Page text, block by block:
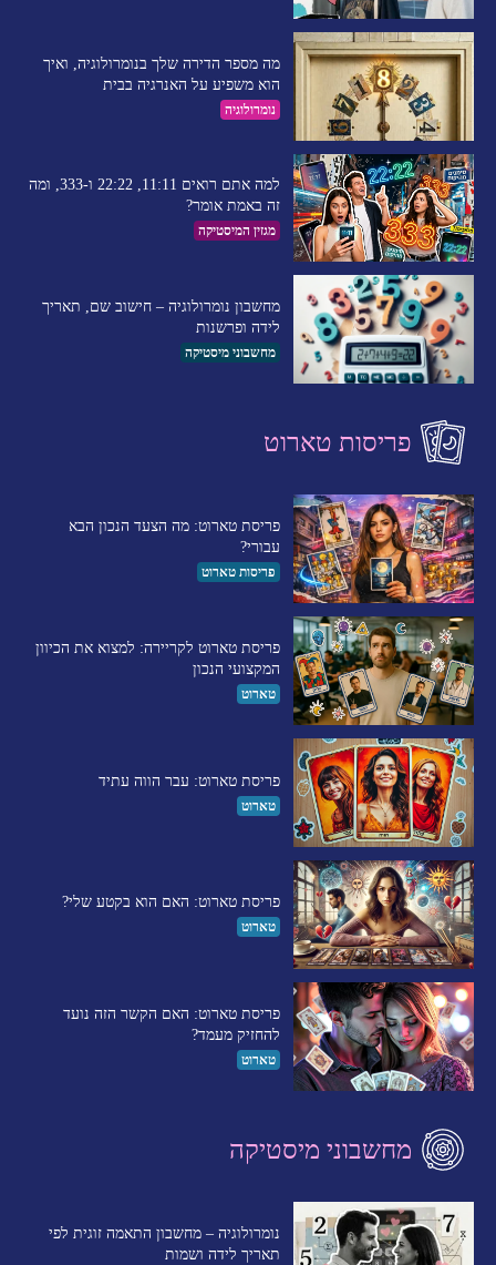
מה מספר הדירה שלך בנומרולוגיה, ואיך
הוא משפיע על האנרגיה בבית
נומרולוגיה
למה אתם רואים 11:11, 22:22 ו-333, ומה
זה באמת אומר?
מגזין המיסטיקה
מחשבון נומרולוגיה – חישוב שם, תאריך
לידה ופרשנות
מחשבוני מיסטיקה
פריסות טארוט
פריסת טארוט: מה הצעד הנכון הבא
עבורי?
פריסות טארוט
פריסת טארוט לקריירה: למצוא את הכיוון
המקצועי הנכון
טארוט
פריסת טארוט: עבר הווה עתיד
טארוט
פריסת טארוט: האם הוא בקטע שלי?
טארוט
פריסת טארוט: האם הקשר הזה נועד
להחזיק מעמד?
טארוט
מחשבוני מיסטיקה
נומרולוגיה – מחשבון התאמה זוגית לפי
תאריך לידה ושמות